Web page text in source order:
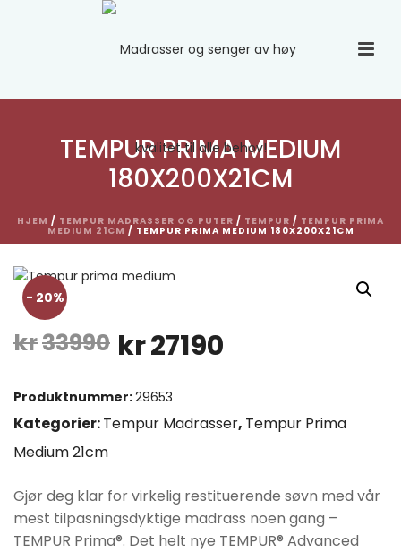
TEMPUR PRIMA MEDIUM
180X200X21CM
HJEM / TEMPUR MADRASSER OG PUTER / TEMPUR / TEMPUR PRIMA
MEDIUM 21CM / TEMPUR PRIMA MEDIUM 180X200X21CM
- 20%
kr33990 Opprinnelig
pris
var:
kr27190
er:
Produktnummer:29653
Kategorier:Tempur Madrasser, Tempur Prima
Medium 21cm
Gjør deg klar for virkelig restituerende søvn med vår
mest tilpasningsdyktige madrass noen gang –
TEMPUR Prima®. Det helt nye TEMPUR® Advanced